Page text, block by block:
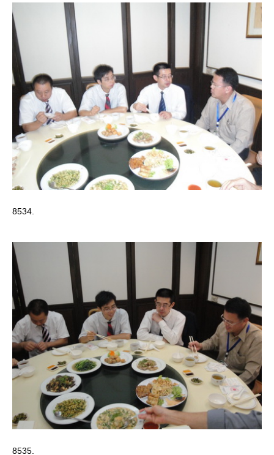
8534.
8535.